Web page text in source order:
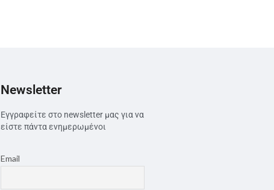
Newsletter
Εγγραφείτε στο newsletter μας για να
είστε πάντα ενημερωμένοι
Email